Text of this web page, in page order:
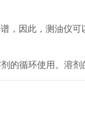
因此，测油仪可
循环使用。溶剂